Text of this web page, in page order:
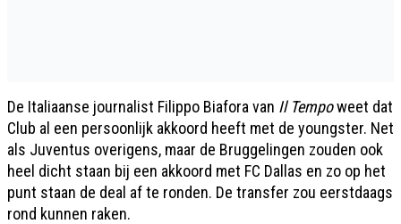
De Italiaanse journalist Filippo Biafora van Il Tempoweet dat
Club al een persoonlijk akkoord heeft met de youngster. Net
als Juventus overigens, maar de Bruggelingen zouden ook
heel dicht staan bij een akkoord met FC Dallas en zo op het
punt staan de deal af te ronden. De transfer zou eerstdaags
rond kunnen raken.